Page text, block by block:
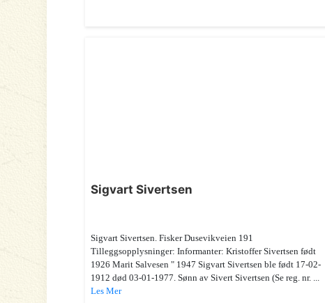
Sigvart Sivertsen
Sigvart Sivertsen. Fisker Dusevikveien 191
Tilleggsopplysninger: Informanter: Kristoffer Sivertsen født
1926 Marit Salvesen " 1947 Sigvart Sivertsen ble født 17-02-
1912 død 03-01-1977. Sønn av Sivert Sivertsen (Se reg. nr. ...
Les Mer